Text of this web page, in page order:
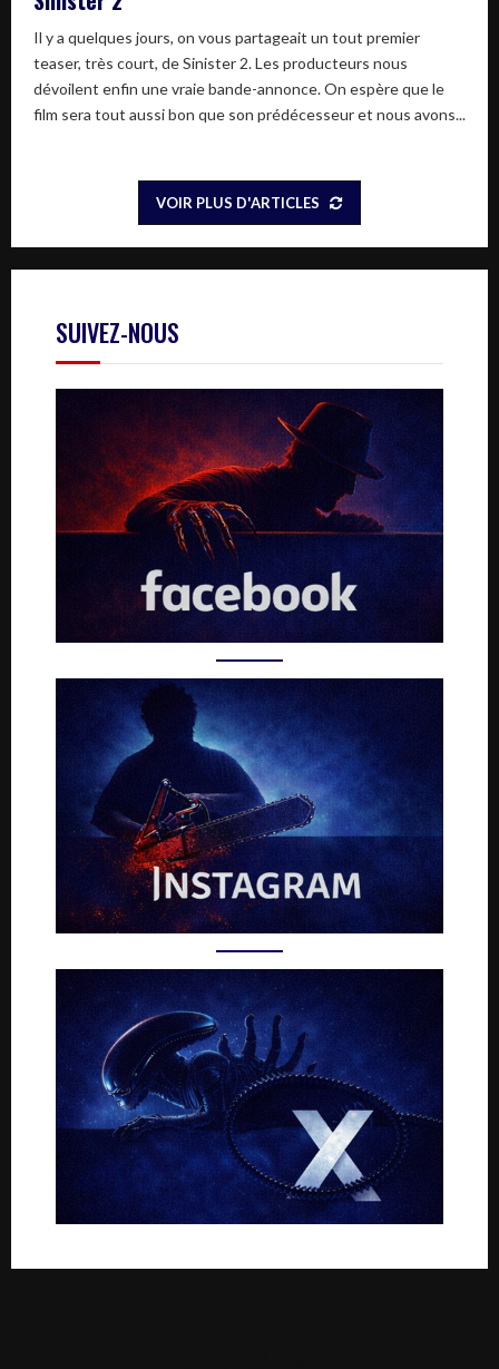
Il y a quelques jours, on vous partageait un tout premier
teaser, très court, de Sinister 2. Les producteurs nous
dévoilent enfin une vraie bande-annonce. On espère que le
film sera tout aussi bon que son prédécesseur et nous avons...
VOIR PLUS D'ARTICLES
SUIVEZ-NOUS